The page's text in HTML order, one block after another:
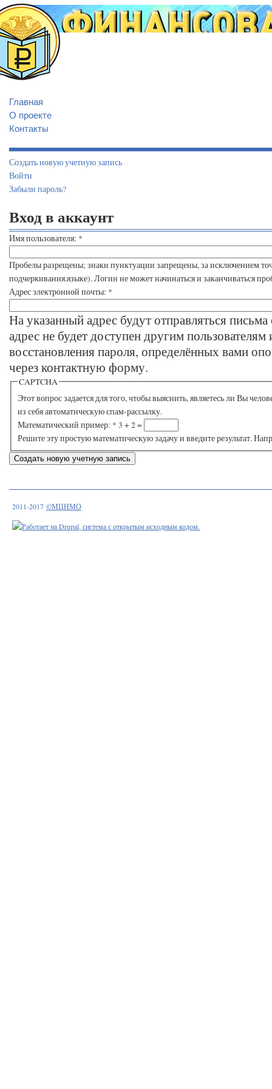
Главная
О проекте
Контакты
Создать новую учетную запись
Войти
Забыли пароль?
Вход в аккаунт
Имя пользователя: *
Пробелы разрещены; знаки пунктуации запрещены, за исключением
подчеркивания.языке). Логин не может начинаться и заканчиваться
Адрес электронной почты: *
На указанный адрес будут отправляться
адрес не будет доступен другим пользователям
восстановления пароля, определённых вами
через контактную форму.
CAPTCHA
Этот вопрос задается для того, чтобы выяснить, являетесь ли Вы человеком или представляете
из себя автоматическую спам-рассылку.
Математический пример: * 3 + 2 =
Решите эту простую математическую задачу и введите результат.
2011-2017 ©МЦНМО